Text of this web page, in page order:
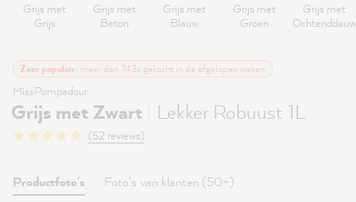
Grijs met
Grijs
Grijs met
Beton
Grijs met
Blauw
Grijs met
Groen
Grijs met
Ochtenddauw
Zeer populair: meer dan 743x gekocht in de afgelopen weken.
MissPompadour
Grijs met Zwart Lekker Robuust 1L
(52 reviews)
Productfoto's Foto's van klanten (50+)